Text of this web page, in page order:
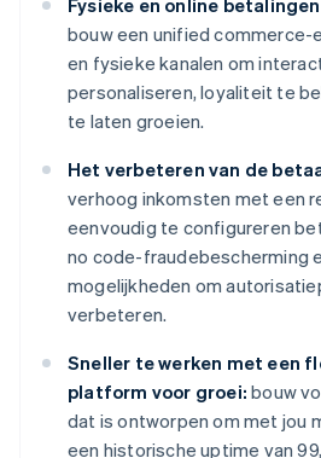
Fysieke en online
bouw een unified commerce-
en fysieke kanalen om
personaliseren, loyaliteit te
te laten groeien.
Het verbeteren van de
verhoog inkomsten met een
eenvoudig te configureren
no code-fraudebescherming
mogelijkheden om
verbeteren.
Sneller te werken met een
platform voor groei: bouw
dat is ontworpen om met jou
een historische uptime van